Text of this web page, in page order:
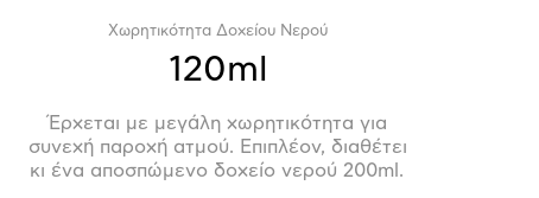
Χωρητικότητα Δοχείου Νερού
120ml
Έρχεται με μεγάλη χωρητικότητα για
συνεχή παροχή ατμού. Επιπλέον, διαθέτει
κι ένα αποσπώμενο δοχείο νερού 200ml.